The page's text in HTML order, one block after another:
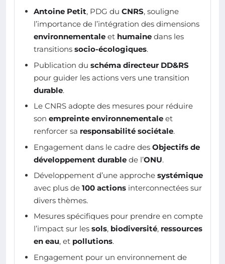
Antoine Petit, PDG du CNRS, souligne
l’importance de l’intégration des dimensions
environnementale et humaine dans les
transitions socio-écologiques.
Publication du schéma directeur DD&RS
pour guider les actions vers une transition
durable.
Le CNRS adopte des mesures pour réduire
son empreinte environnementale et
renforcer sa responsabilité sociétale.
Engagement dans le cadre des Objectifs de
développement durable de l’ONU.
Développement d’une approche systémique
avec plus de 100 actions interconnectées sur
divers thèmes.
Mesures spécifiques pour prendre en compte
l’impact sur les sols, biodiversité, ressources
en eau, et pollutions.
Engagement pour un environnement de